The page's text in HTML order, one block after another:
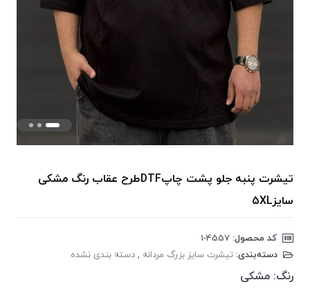
تیشرت پنبه جلو پشت چاپDTFطرح عقاب رنگ مشکی
سایز5XL
کد محصول:
دسته‌بندی: تیشرت سایز بزرگ مردانه ,دسته بندی نشده
رنگ: مشکی